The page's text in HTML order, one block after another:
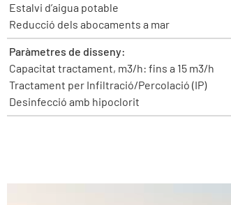
Estalvi d’aigua potable
Reducció dels abocaments a mar
Paràmetres de disseny:
Capacitat tractament, m3/h: fins a 15 m3/h
Tractament per Infiltració/Percolació (IP)
Desinfecció amb hipoclorit